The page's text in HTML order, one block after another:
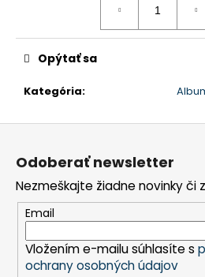
Kategória:
Opýtať sa
Z
Odoberať newsletter
Nezmeškajte žiadne novinky či
Email
Vložením e-mailu súhlasíte s
ochrany osobných údajov